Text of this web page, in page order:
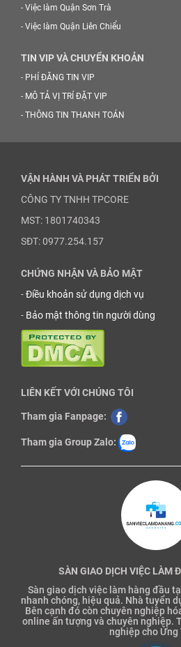
- Việc làm Quận Sơn Trà
- Việc làm Quận Liên Chiểu
TIN VIP VÀ CHUYỂN KHOẢN
- PHÍ ĐĂNG TIN VIP
- MÔ TẢ VỊ TRÍ ĐẶT VIP
- THÔNG TIN THANH TOÁN
VẬN HÀNH VÀ PHÁT TRIỂN BỞI
CÔNG TY TNHH TPCORE
MST: 1801740343
SĐT: 0977.254.157
CHỨNG NHẬN VÀ BẢO MẬT
-Điều khoản sử dụng dịch vụ
- Bảo mật thông tin người dùng
LIÊN KẾT VỚI CHÚNG TÔI
Tham gia Fanpage:
Tham gia Group Zalo:
SÀN GIAO DỊCH VIỆC LÀM
Sàn giao dịch việc làm hàng đầu
nhanh chóng, hiệu quả. Nhà tuyển
Bên cạnh đó còn chuyên nghiệp
online ấn tượng và chuyên nghiệp.
nghiệp cho Ứng